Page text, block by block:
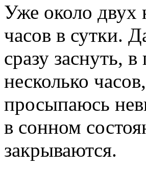
Уже около двух
часов в сутки.
сразу заснуть,
несколько
просыпаюсь
в сонном
закрываются.